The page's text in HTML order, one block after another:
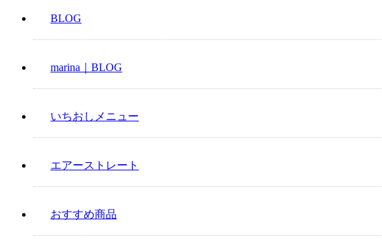
BLOG
marina｜BLOG
いちおしメニュー
エアーストレート
おすすめ商品